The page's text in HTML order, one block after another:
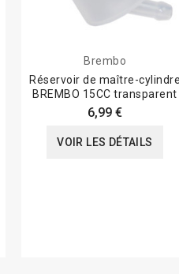
Brembo
Réservoir de maître-cylindre
BREMBO 15CC transparent
6,99 €
VOIR LES DÉTAILS